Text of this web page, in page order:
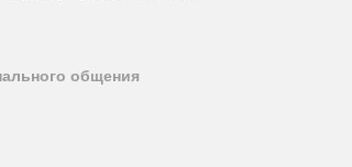
общения